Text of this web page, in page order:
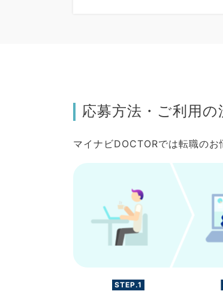
応募方法・ご利用の
マイナビDOCTORでは転職の
STEP.1